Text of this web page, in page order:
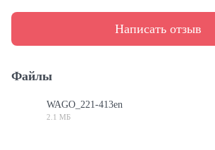
Написать отзыв
Файлы
WAGO_221-413en
2.1 МБ